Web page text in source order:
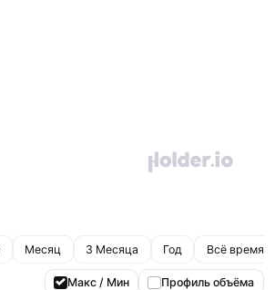
Месяц 3 Месяца Год Всё время
Макс / Мин Профиль объёма